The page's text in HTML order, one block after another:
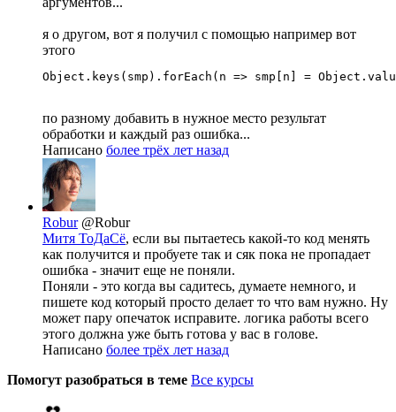
я о другом, вот я получил с помощью например вот
этого
Object.keys(smp).forEach(n => smp[n] =
по разному добавить в нужное место результат
обработки и каждый раз ошибка...
Написано более трёх лет назад
Robur @Robur
Митя ТоДаСё, если вы пытаетесь какой-то код менять
как получится и пробуете так и сяк пока не пропадает
ошибка - значит еще не поняли.
Поняли - это когда вы садитесь, думаете немного, и
пишете код который просто делает то что вам нужно. Ну
может пару опечаток исправите. логика работы всего
этого должна уже быть готова у вас в голове.
Написано более трёх лет назад
Помогут разобраться в теме Все курсы